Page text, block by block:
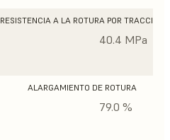
RESISTENCIA A LA ROTURA POR TRACCIÓN
40.4 MPa
ALARGAMIENTO DE ROTURA
79.0 %